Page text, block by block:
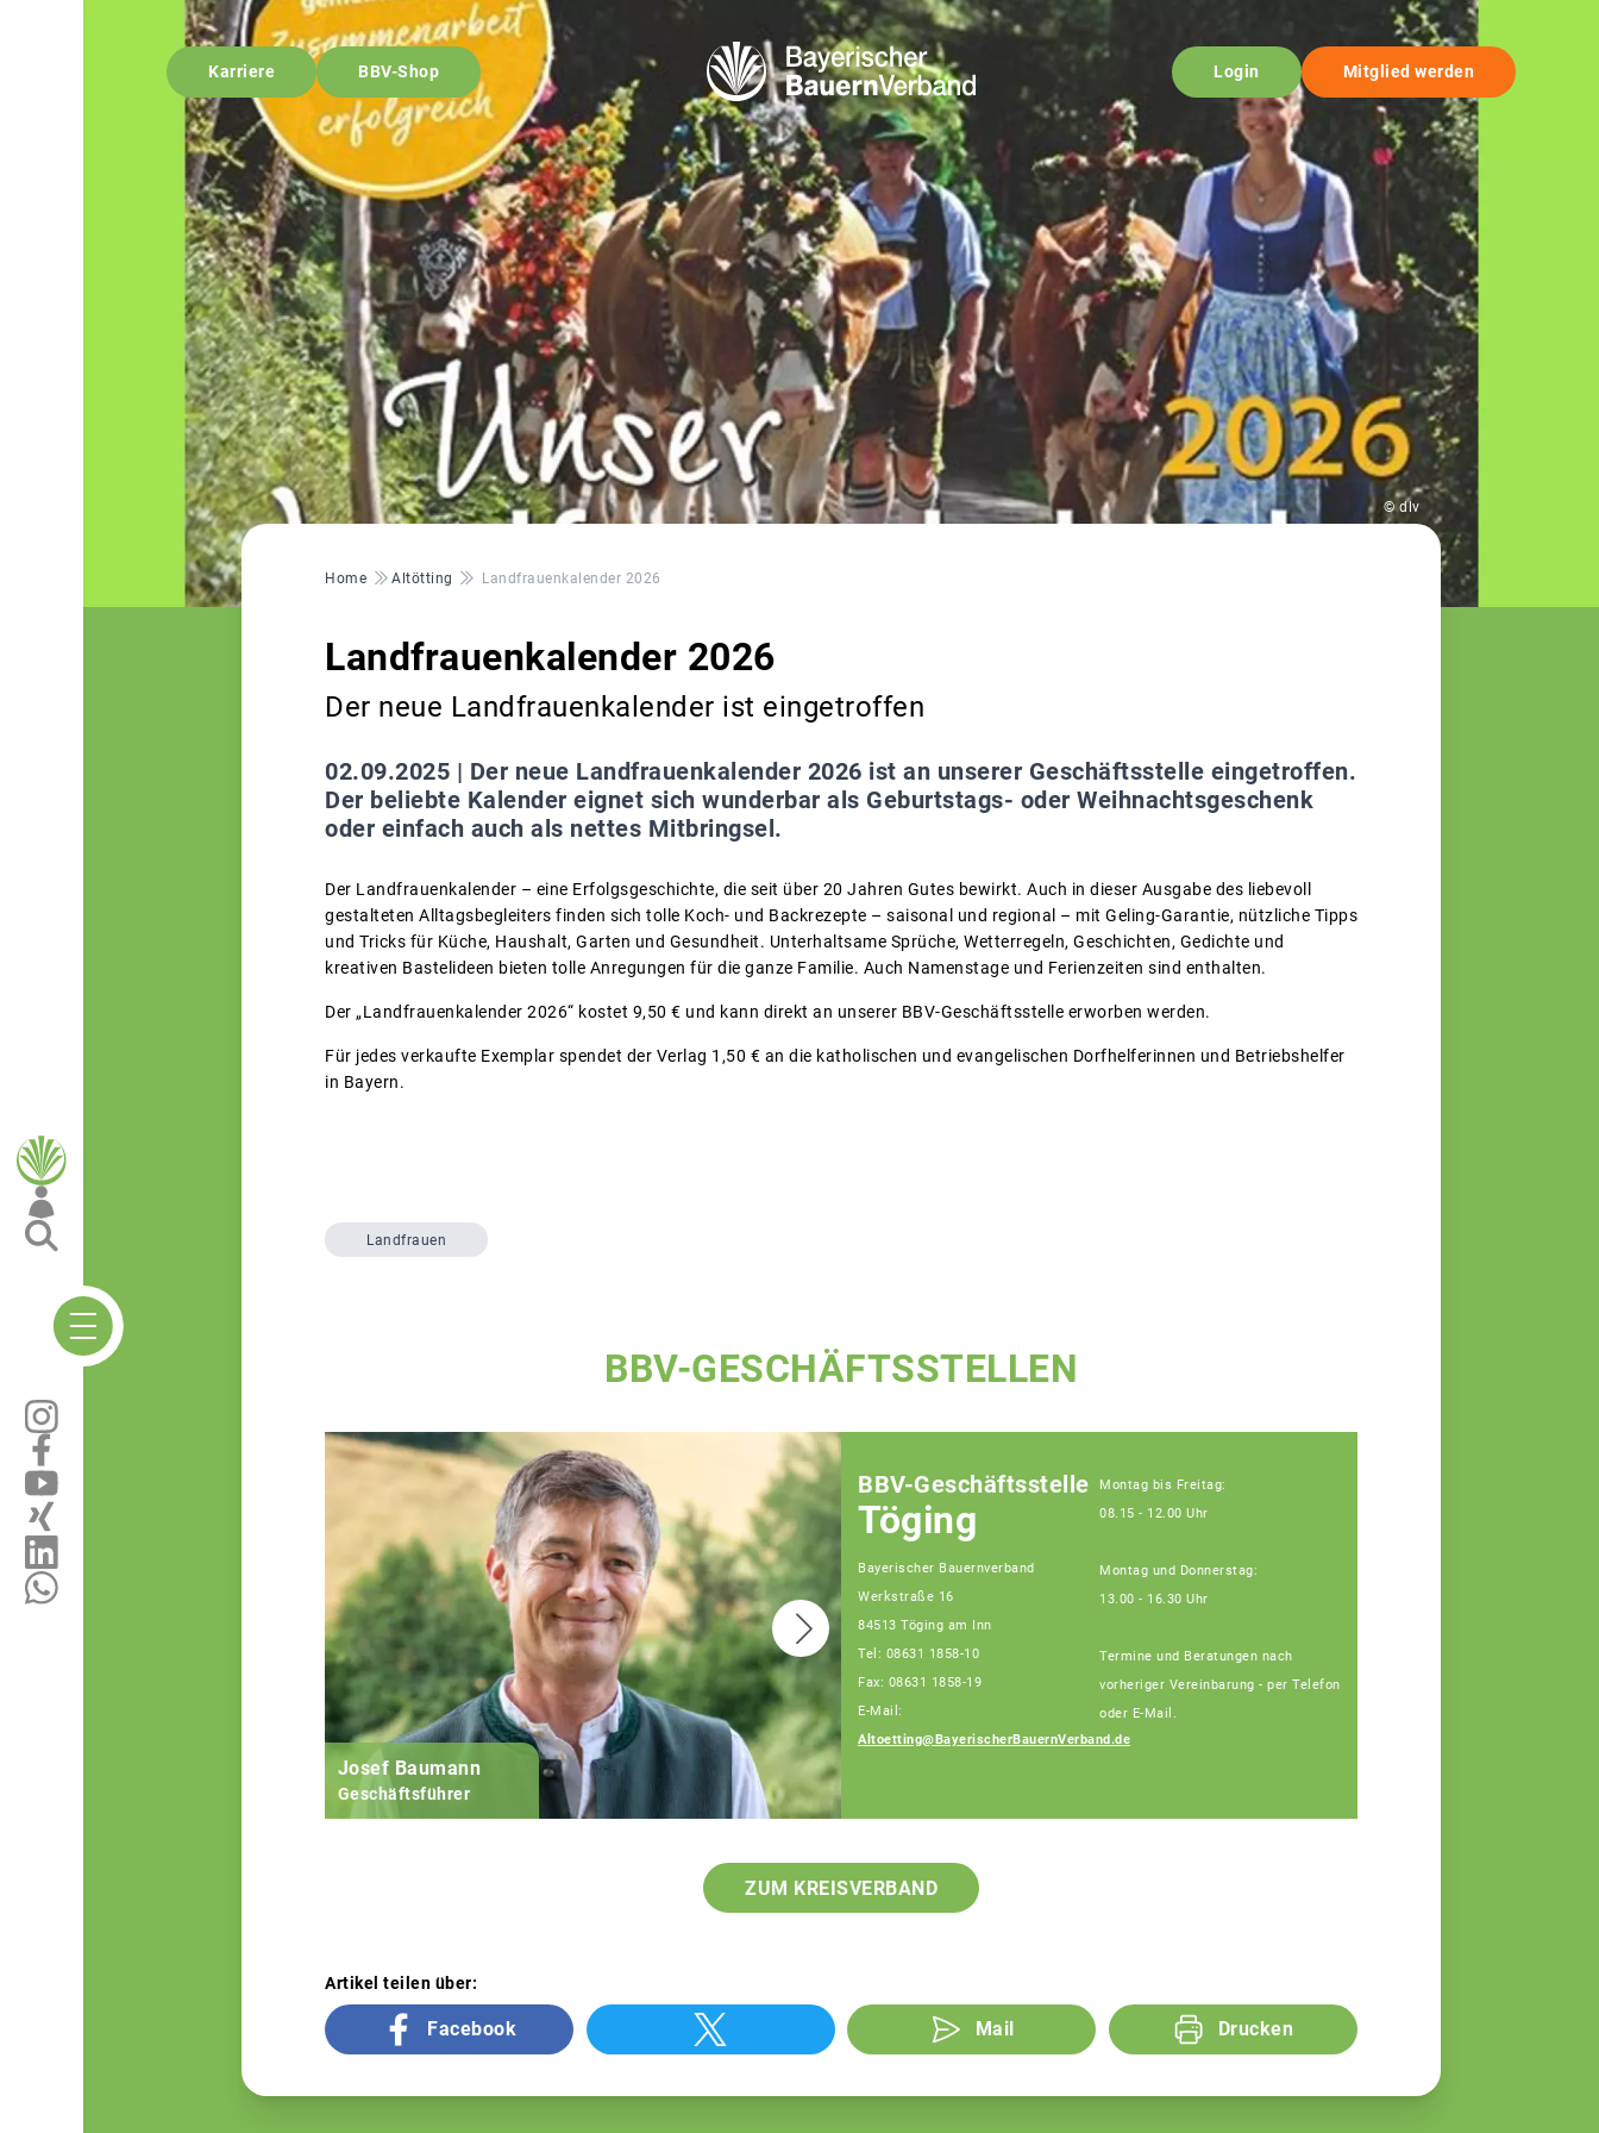
Karriere BBV-Shop Login Mitglied werden
© dlv
Pfadnavigation
Home Altötting Landfrauenkalender 2026
Landfrauenkalender 2026
Der neue Landfrauenkalender ist eingetroffen
02.09.2025 | Der neue Landfrauenkalender 2026 ist an unserer Geschäftsstelle eingetroffen.
Der beliebte Kalender eignet sich wunderbar als Geburtstags- oder Weihnachtsgeschenk
oder einfach auch als nettes Mitbringsel.
Der Landfrauenkalender – eine Erfolgsgeschichte, die seit über 20 Jahren Gutes bewirkt. Auch in dieser Ausgabe des liebevoll
gestalteten Alltagsbegleiters finden sich tolle Koch- und Backrezepte – saisonal und regional – mit Geling-Garantie, nützliche Tipps
und Tricks für Küche, Haushalt, Garten und Gesundheit. Unterhaltsame Sprüche, Wetterregeln, Geschichten, Gedichte und
kreativen Bastelideen bieten tolle Anregungen für die ganze Familie. Auch Namenstage und Ferienzeiten sind enthalten.
Der „Landfrauenkalender 2026“ kostet 9,50 € und kann direkt an unserer BBV-Geschäftsstelle erworben werden.
Für jedes verkaufte Exemplar spendet der Verlag 1,50 € an die katholischen und evangelischen Dorfhelferinnen und Betriebshelfer
in Bayern.
Landfrauen
BBV-GESCHÄFTSSTELLEN
Josef Baumann
Geschäftsführer
BBV-Geschäftsstelle
Töging
Bayerischer Bauernverband
Werkstraße 16
84513 Töging am Inn
Tel: 08631 1858-10
Fax: 08631 1858-19
E-Mail:
Altoetting@BayerischerBauernVerband.de
Montag bis Freitag:
08.15 - 12.00 Uhr
Montag und Donnerstag:
13.00 - 16.30 Uhr
Termine und Beratungen nach
vorheriger Vereinbarung - per Telefon
oder E-Mail.
ZUM KREISVERBAND
Artikel teilen über:
Facebook Mail Drucken